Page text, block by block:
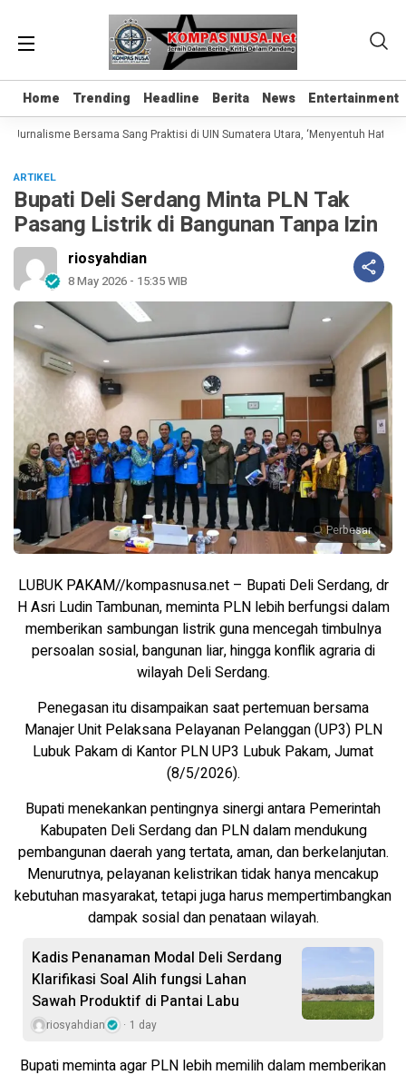
Home Trending Headline Berita News Entertainment
Home Trending Headline Berita News Entertainment
Bersama Sang Praktisi di UIN Sumatera Utara, ‘Menyentuh Hati
ARTIKEL
Bupati Deli Serdang Minta PLN Tak
Pasang Listrik di Bangunan Tanpa Izin
riosyahdian
8 May 2026 - 15:35 WIB
Perbesar
LUBUK PAKAM//kompasnusa.net – Bupati Deli Serdang, dr
H Asri Ludin Tambunan, meminta PLN lebih berfungsi dalam
memberikan sambungan listrik guna mencegah timbulnya
persoalan sosial, bangunan liar, hingga konflik agraria di
wilayah Deli Serdang.
Penegasan itu disampaikan saat pertemuan bersama
Manajer Unit Pelaksana Pelayanan Pelanggan (UP3) PLN
Lubuk Pakam di Kantor PLN UP3 Lubuk Pakam, Jumat
(8/5/2026).
Bupati menekankan pentingnya sinergi antara Pemerintah
Kabupaten Deli Serdang dan PLN dalam mendukung
pembangunan daerah yang tertata, aman, dan berkelanjutan.
Menurutnya, pelayanan kelistrikan tidak hanya mencakup
kebutuhan masyarakat, tetapi juga harus mempertimbangkan
dampak sosial dan penataan wilayah.
Kadis Penanaman Modal Deli Serdang
Klarifikasi Soal Alih fungsi Lahan
Sawah Produktif di Pantai Labu
riosyahdian 1 day
Bupati meminta agar PLN lebih memilih dalam memberikan